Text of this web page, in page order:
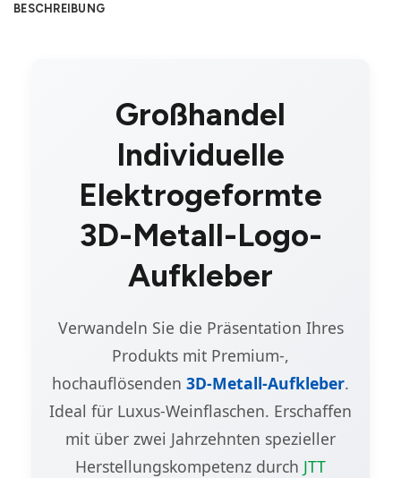
BESCHREIBUNG
Großhandel
Individuelle
Elektrogeformte
3D-Metall-Logo-
Aufkleber
Verwandeln Sie die Präsentation Ihres
Produkts mit Premium-,
hochauflösenden 3D-Metall-Aufkleber.
Ideal für Luxus-Weinflaschen. Erschaffen
mit über zwei Jahrzehnten spezieller
Herstellungskompetenz durch JTT